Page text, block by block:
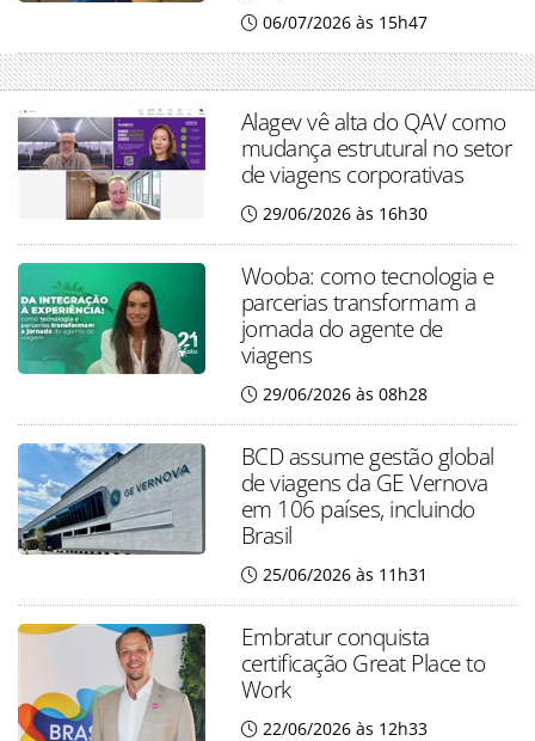
06/07/2026 às 15h47
Alagev vê alta do QAV como
mudança estrutural no setor
de viagens corporativas
29/06/2026 às 16h30
Wooba: como tecnologia e
parcerias transformam a
jornada do agente de
viagens
29/06/2026 às 08h28
BCD assume gestão global
de viagens da GE Vernova
em 106 países, incluindo
Brasil
25/06/2026 às 11h31
Embratur conquista
certificação Great Place to
Work
22/06/2026 às 12h33